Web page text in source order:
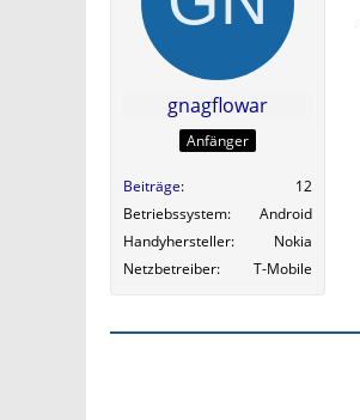
gnagflowar
Anfänger
Beiträge
12
Betriebssystem
Android
Handyhersteller
Nokia
Netzbetreiber
T-Mobile